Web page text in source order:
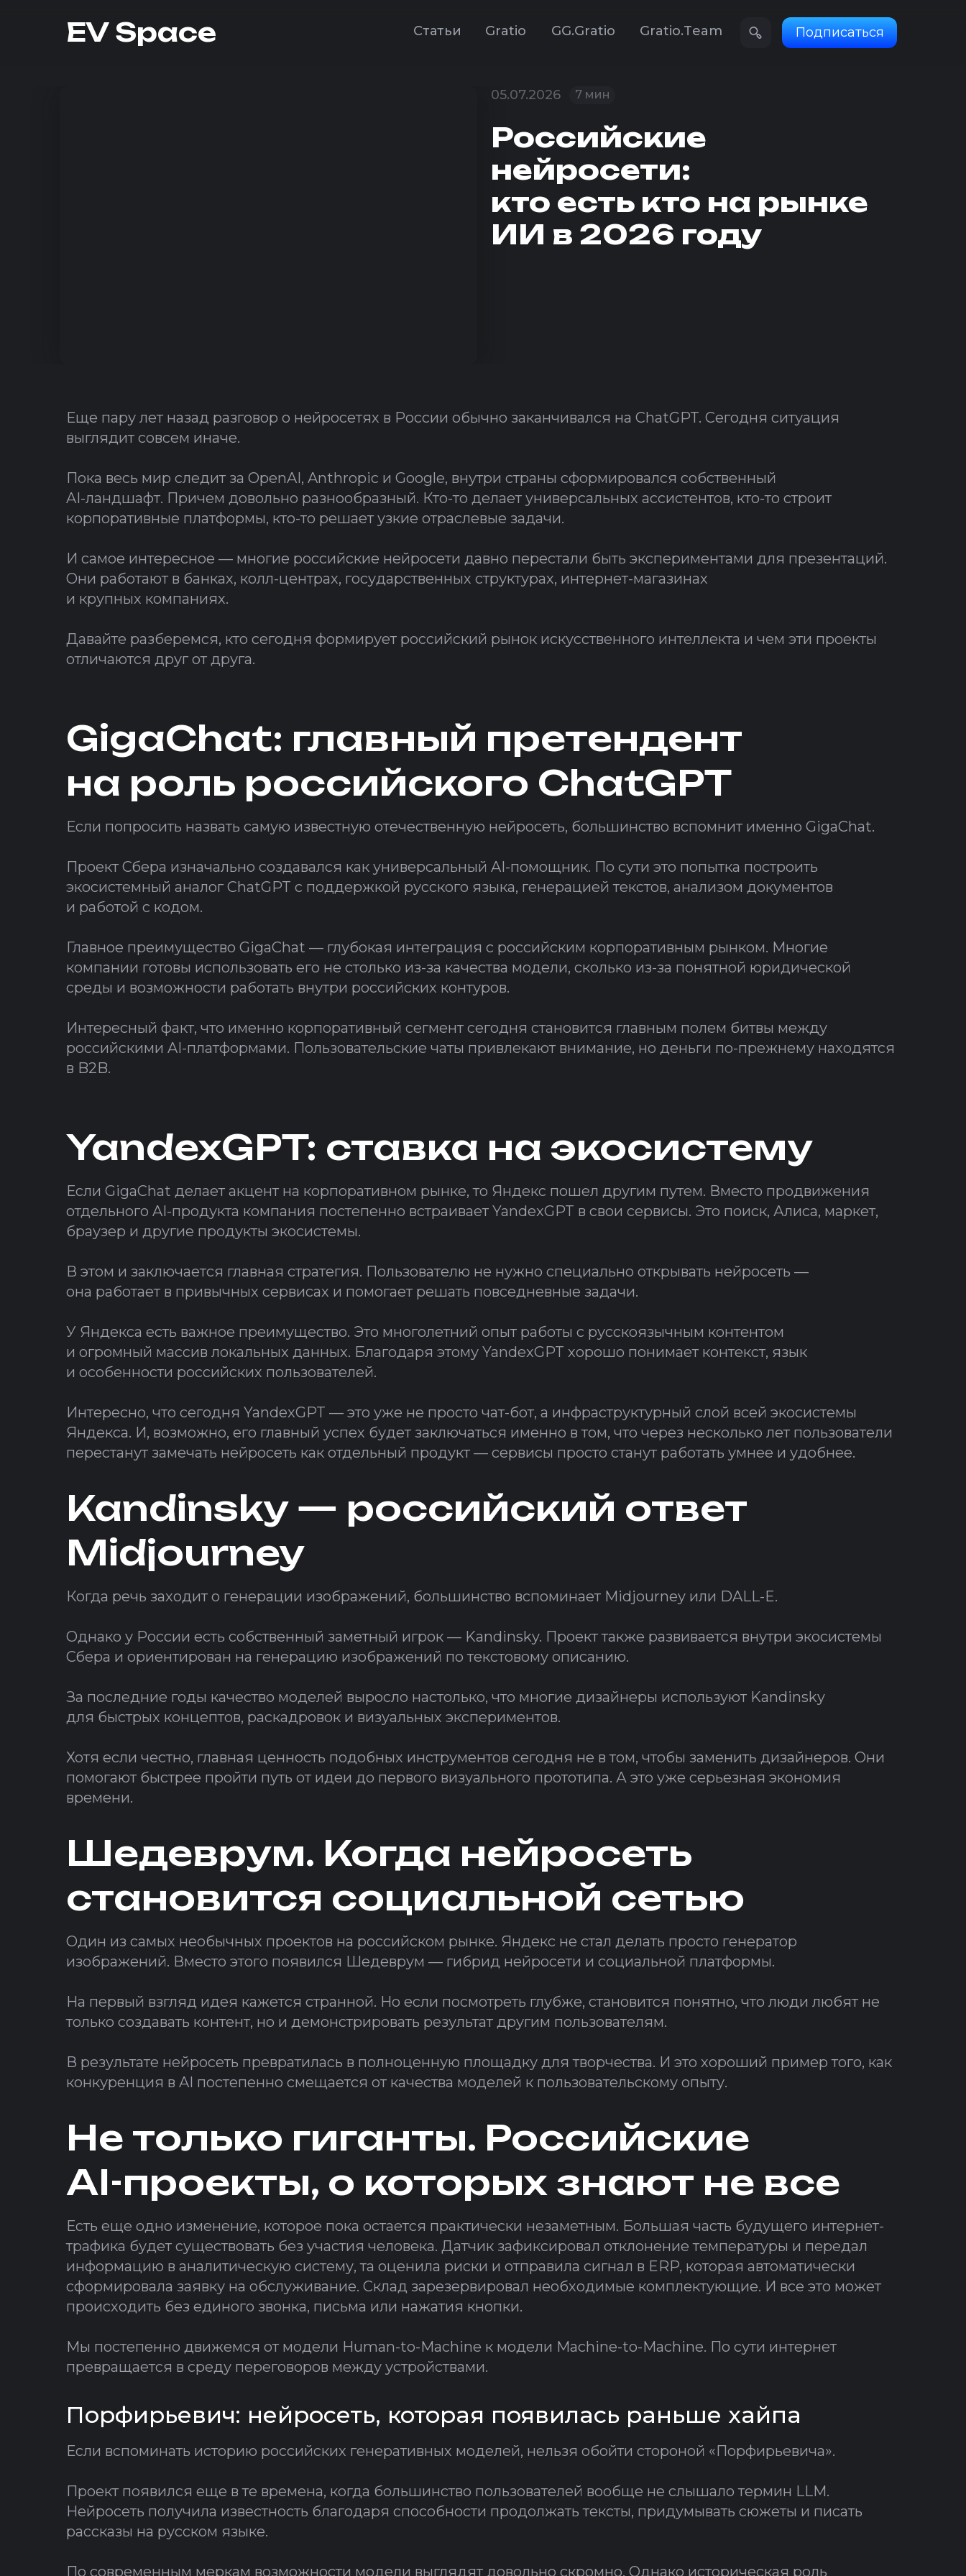
EV Space Статьи
Gratio
GG.Gratio
Gratio.Team
Подписаться
05.07.2026 7 мин
Российские
нейросети:
кто есть кто на рынке
ИИ в 2026 году
Еще пару лет назад разговор о нейросетях в России обычно заканчивался на ChatGPT. Сегодня ситуация
выглядит совсем иначе.
Пока весь мир следит за OpenAI, Anthropic и Google, внутри страны сформировался собственный
AI-ландшафт. Причем довольно разнообразный. Кто-то делает универсальных ассистентов, кто-то строит
корпоративные платформы, кто-то решает узкие отраслевые задачи.
И самое интересное — многие российские нейросети давно перестали быть экспериментами для презентаций.
Они работают в банках, колл-центрах, государственных структурах, интернет-магазинах
и крупных компаниях.
Давайте разберемся, кто сегодня формирует российский рынок искусственного интеллекта и чем эти проекты
отличаются друг от друга.
GigaChat: главный претендент
на роль российского ChatGPT
Если попросить назвать самую известную отечественную нейросеть, большинство вспомнит именно GigaChat.
Проект Сбера изначально создавался как универсальный AI-помощник. По сути это попытка построить
экосистемный аналог ChatGPT с поддержкой русского языка, генерацией текстов, анализом документов
и работой с кодом.
Главное преимущество GigaChat — глубокая интеграция с российским корпоративным рынком. Многие
компании готовы использовать его не столько из-за качества модели, сколько из-за понятной юридической
среды и возможности работать внутри российских контуров.
Интересный факт, что именно корпоративный сегмент сегодня становится главным полем битвы между
российскими AI-платформами. Пользовательские чаты привлекают внимание, но деньги по-прежнему находятся
в B2B.
YandexGPT: ставка на экосистему
Если GigaChat делает акцент на корпоративном рынке, то Яндекс пошел другим путем. Вместо продвижения
отдельного AI-продукта компания постепенно встраивает YandexGPT в свои сервисы. Это поиск, Алиса, маркет,
браузер и другие продукты экосистемы.
В этом и заключается главная стратегия. Пользователю не нужно специально открывать нейросеть —
она работает в привычных сервисах и помогает решать повседневные задачи.
У Яндекса есть важное преимущество. Это многолетний опыт работы с русскоязычным контентом
и огромный массив локальных данных. Благодаря этому YandexGPT хорошо понимает контекст, язык
и особенности российских пользователей.
Интересно, что сегодня YandexGPT — это уже не просто чат-бот, а инфраструктурный слой всей экосистемы
Яндекса. И, возможно, его главный успех будет заключаться именно в том, что через несколько лет пользователи
перестанут замечать нейросеть как отдельный продукт — сервисы просто станут работать умнее и удобнее.
Kandinsky — российский ответ
Midjourney
Когда речь заходит о генерации изображений, большинство вспоминает Midjourney или DALL-E.
Однако у России есть собственный заметный игрок — Kandinsky. Проект также развивается внутри экосистемы
Сбера и ориентирован на генерацию изображений по текстовому описанию.
За последние годы качество моделей выросло настолько, что многие дизайнеры используют Kandinsky
для быстрых концептов, раскадровок и визуальных экспериментов.
Хотя если честно, главная ценность подобных инструментов сегодня не в том, чтобы заменить дизайнеров. Они
помогают быстрее пройти путь от идеи до первого визуального прототипа. А это уже серьезная экономия
времени.
Шедеврум. Когда нейросеть
становится социальной сетью
Один из самых необычных проектов на российском рынке. Яндекс не стал делать просто генератор
изображений. Вместо этого появился Шедеврум — гибрид нейросети и социальной платформы.
На первый взгляд идея кажется странной. Но если посмотреть глубже, становится понятно, что люди любят не
только создавать контент, но и демонстрировать результат другим пользователям.
В результате нейросеть превратилась в полноценную площадку для творчества. И это хороший пример того, как
конкуренция в AI постепенно смещается от качества моделей к пользовательскому опыту.
Не только гиганты. Российские
AI-проекты, о которых знают не все
Есть еще одно изменение, которое пока остается практически незаметным. Большая часть будущего интернет-
трафика будет существовать без участия человека. Датчик зафиксировал отклонение температуры и передал
информацию в аналитическую систему, та оценила риски и отправила сигнал в ERP, которая автоматически
сформировала заявку на обслуживание. Склад зарезервировал необходимые комплектующие. И все это может
происходить без единого звонка, письма или нажатия кнопки.
Мы постепенно движемся от модели Human-to-Machine к модели Machine-to-Machine. По сути интернет
превращается в среду переговоров между устройствами.
Порфирьевич: нейросеть, которая появилась раньше хайпа
Если вспоминать историю российских генеративных моделей, нельзя обойти стороной «Порфирьевича».
Проект появился еще в те времена, когда большинство пользователей вообще не слышало термин LLM.
Нейросеть получила известность благодаря способности продолжать тексты, придумывать сюжеты и писать
рассказы на русском языке.
По современным меркам возможности модели выглядят довольно скромно. Однако историческая роль